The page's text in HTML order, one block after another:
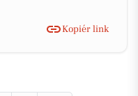
Kopiér link